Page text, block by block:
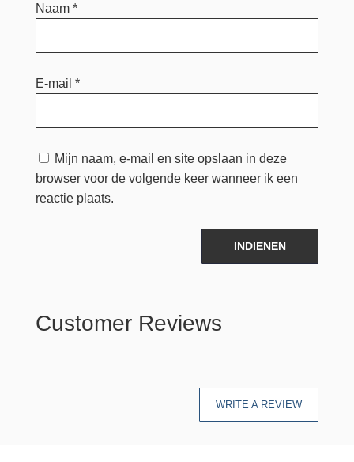
Naam *
E-mail *
Mijn naam, e-mail en site opslaan in deze
browser voor de volgende keer wanneer ik een
reactie plaats.
INDIENEN
Customer Reviews
WRITE A REVIEW